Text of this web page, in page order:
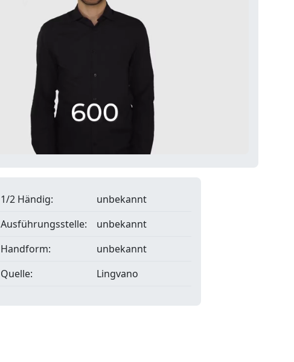
1/2 Händig:
unbekannt
Ausführungsstelle:
unbekannt
Handform:
unbekannt
Quelle:
Lingvano